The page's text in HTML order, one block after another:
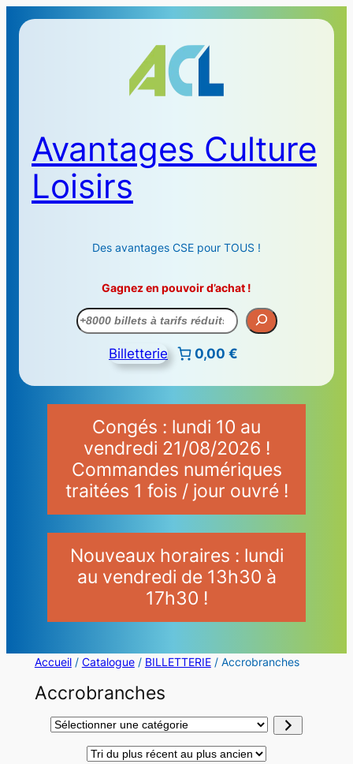
Avantages Culture
Loisirs
Des avantages CSE pour TOUS !
Gagnez en pouvoir d’achat !
Recherche
Billetterie 0,00 €
Congés : lundi 10 au
vendredi 21/08/2026 !
Commandes numériques
traitées 1 fois / jour ouvré !
Nouveaux horaires : lundi
au vendredi de 13h30 à
17h30 !
Accueil/ Catalogue/ BILLETTERIE/ Accrobranches
Accrobranches
Sélectionner
catégorie